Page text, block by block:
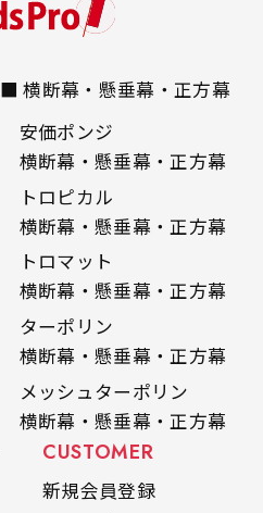
■ 横断幕・懸垂幕・正方幕
安価ポンジ
横断幕・懸垂幕・正方幕
トロピカル
横断幕・懸垂幕・正方幕
トロマット
横断幕・懸垂幕・正方幕
ターポリン
横断幕・懸垂幕・正方幕
メッシュターポリン
横断幕・懸垂幕・正方幕
CUSTOMER
新規会員登録